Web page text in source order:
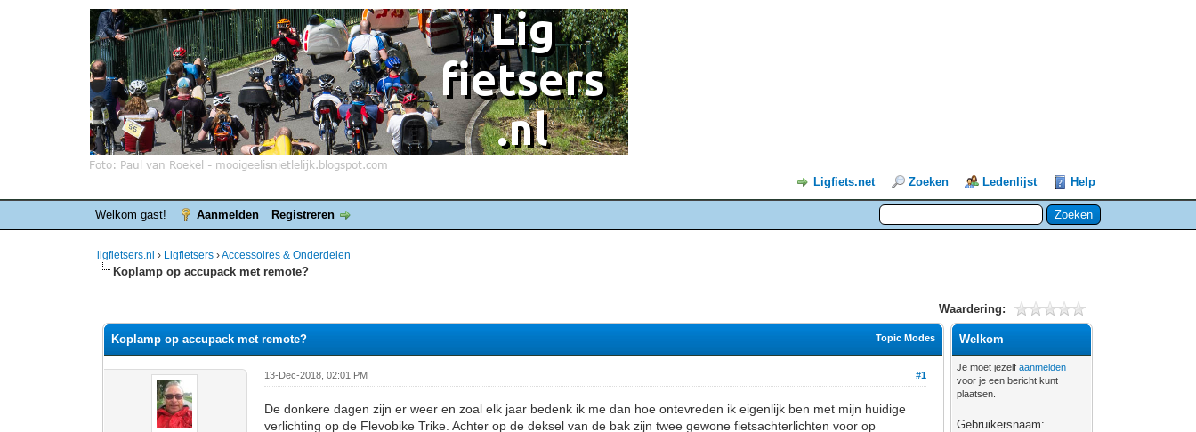
Ligfiets.net Zoeken Ledenlijst Help
Welkom gast! Aanmelden Registreren
ligfietsers.nl › Ligfietsers ›Accessoires & Onderdelen
Koplamp op accupack met remote?
Waardering:
Topic Modes
Koplamp op accupack met remote?
#1
13-Dec-2018, 02:01 PM
De donkere dagen zijn er weer en zoal elk jaar bedenk ik me dan hoe ontevreden ik eigenlijk ben met mijn huidige
verlichting op de Flevobike Trike. Achter op de deksel van de bak zijn twee gewone fietsachterlichten voor op
Welkom
Je moet jezelfaanmelden
voor je een bericht kunt
plaatsen.
Gebruikersnaam: